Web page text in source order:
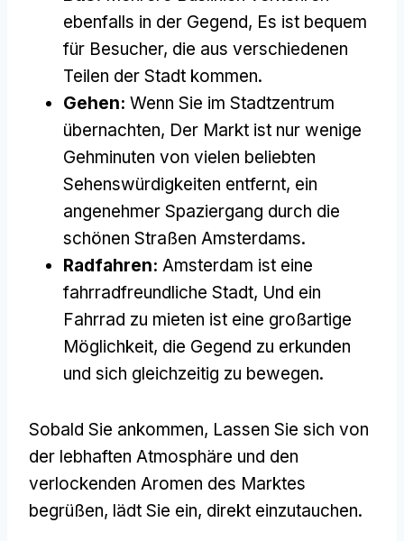
ebenfalls in der Gegend, Es ist bequem
für Besucher, die aus verschiedenen
Teilen der Stadt kommen.
Gehen: Wenn Sie im Stadtzentrum
übernachten, Der Markt ist nur wenige
Gehminuten von vielen beliebten
Sehenswürdigkeiten entfernt, ein
angenehmer Spaziergang durch die
schönen Straßen Amsterdams.
Radfahren: Amsterdam ist eine
fahrradfreundliche Stadt, Und ein
Fahrrad zu mieten ist eine großartige
Möglichkeit, die Gegend zu erkunden
und sich gleichzeitig zu bewegen.
Sobald Sie ankommen, Lassen Sie sich von
der lebhaften Atmosphäre und den
verlockenden Aromen des Marktes
begrüßen, lädt Sie ein, direkt einzutauchen.